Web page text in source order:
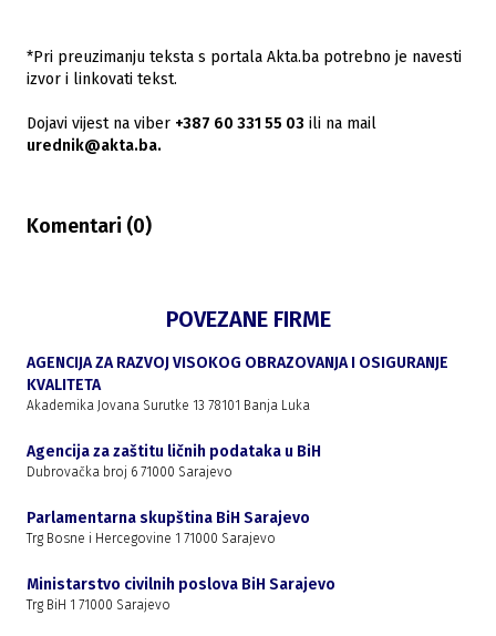
*Pri preuzimanju teksta s portala Akta.ba potrebno je navesti
izvor i linkovati tekst.
Dojavi vijest na viber +387 60 331 55 03 ili na mail
urednik@akta.ba.
Komentari (0)
POVEZANE FIRME
AGENCIJA ZA RAZVOJ VISOKOG OBRAZOVANJA I OSIGURANJE
KVALITETA
Akademika Jovana Surutke 13 78101 Banja Luka
Agencija za zaštitu ličnih podataka u BiH
Dubrovačka broj 6 71000 Sarajevo
Parlamentarna skupština BiH Sarajevo
Trg Bosne i Hercegovine 1 71000 Sarajevo
Ministarstvo civilnih poslova BiH Sarajevo
Trg BiH 1 71000 Sarajevo